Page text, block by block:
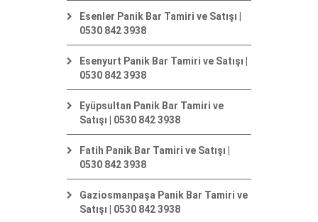
Esenler Panik Bar Tamiri ve Satışı |
0530 842 3938
Esenyurt Panik Bar Tamiri ve Satışı |
0530 842 3938
Eyüpsultan Panik Bar Tamiri ve
Satışı | 0530 842 3938
Fatih Panik Bar Tamiri ve Satışı |
0530 842 3938
Gaziosmanpaşa Panik Bar Tamiri ve
Satışı | 0530 842 3938